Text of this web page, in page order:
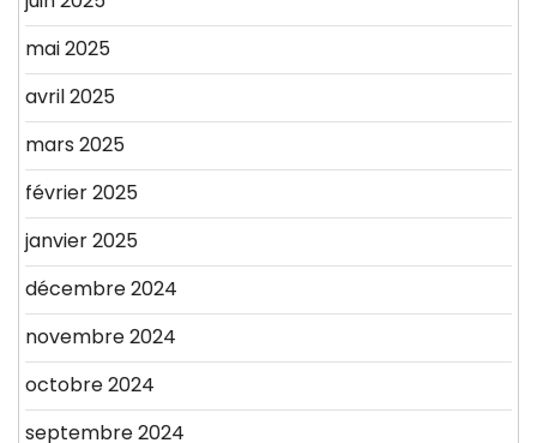
mai 2025
avril 2025
mars 2025
février 2025
janvier 2025
décembre 2024
novembre 2024
octobre 2024
septembre 2024